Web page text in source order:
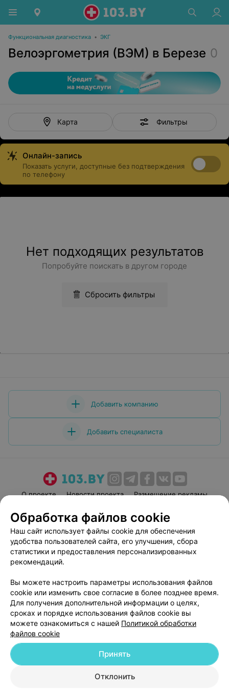
Функциональная диагностика • ЭКГ
Велоэргометрия (ВЭМ) в Березе 0
Карта Фильтры
Онлайн-запись
Показать услуги, доступные без подтверждения
по телефону
Нет подходящих результатов
Попробуйте поискать в другом городе
Сбросить фильтры
Добавить компанию
Добавить специалиста
О проекте Новости проекта
Размещение рекламы
Пользовательское соглашение
Способы оплаты
Вакансии
Партнеры
Написать руководителю 103.by
Персональные настройки cookie
Обработка персональных данных
© 2026 ООО «Артокс Лаб», УНП 191700409| 220012, Республика Беларусь,
г. Минск, улица Толбухина, 2, пом. 16 | help@103.by
Обработка файлов cookie
Наш сайт использует файлы cookie для обеспечения
удобства пользователей сайта, его улучшения, сбора
статистики и предоставления персонализированных
рекомендаций.
Вы можете настроить параметры использования файлов
cookie или изменить свое согласие в более позднее время.
Для получения дополнительной информации о целях,
сроках и порядке использования файлов cookie вы
можете ознакомиться с нашей Политикой обработки
файлов cookie
Отклонить
Принять